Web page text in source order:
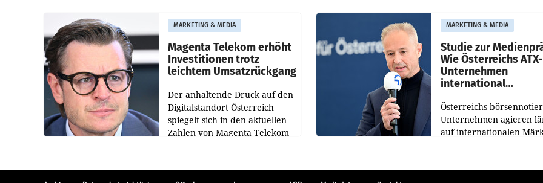
PR-Agentur an der Seite von
Josef Kalina und Anna Kalina-
Mahr.
Manipulation und Zensur
der Agentur während
MARKETING & MEDIA
Magenta Telekom erhöht
Investitionen trotz
leichtem Umsatzrückgang
Der anhaltende Druck auf den
Digitalstandort Österreich
spiegelt sich in den aktuellen
Zahlen von Magenta Telekom
verzeichnete
MARKETING & MEDIA
Studie zur
Wie Österreichs ATX-
Unternehmen
international
Österreichs
Unternehmen agieren
auf internationalen
untersucht die weltweite